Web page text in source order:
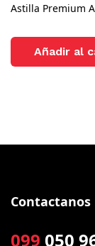
Astilla Premium
Añadir al
Contactanos
099 050